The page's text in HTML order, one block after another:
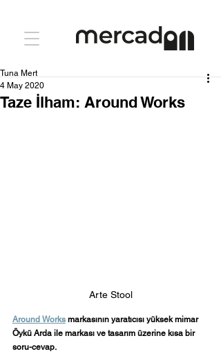
Taze İlham: Around Works
Tuna Mert
4 May 2020
Arte Stool
Around Works markasının yaratıcısı yüksek mimar
Öykü Arda ile markası ve tasarım üzerine kısa bir
soru-cevap.